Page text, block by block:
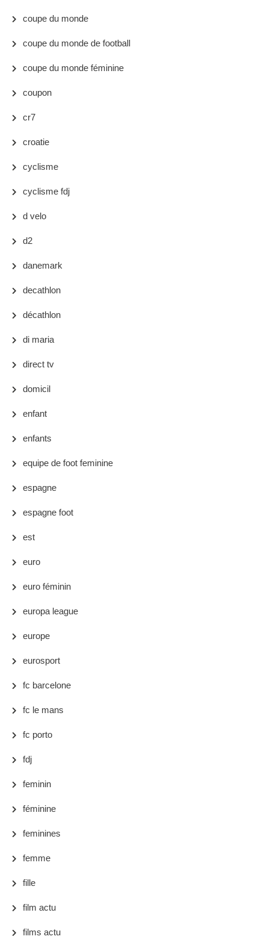
coupe du monde
coupe du monde de football
coupe du monde féminine
coupon
cr7
croatie
cyclisme
cyclisme fdj
d velo
d2
danemark
decathlon
décathlon
di maria
direct tv
domicil
enfant
enfants
equipe de foot feminine
espagne
espagne foot
est
euro
euro féminin
europa league
europe
eurosport
fc barcelone
fc le mans
fc porto
fdj
feminin
féminine
feminines
femme
fille
film actu
films actu